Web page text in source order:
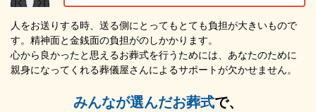
人をお送りする時、送る側にとってもとても負担が大きいもので
す。精神面と金銭面の負担がのしかかります。
心から良かったと思えるお葬式を行うためには、あなたのために
親身になってくれる葬儀屋さんによるサポートが欠かせません。
みんなが選んだお葬式で、